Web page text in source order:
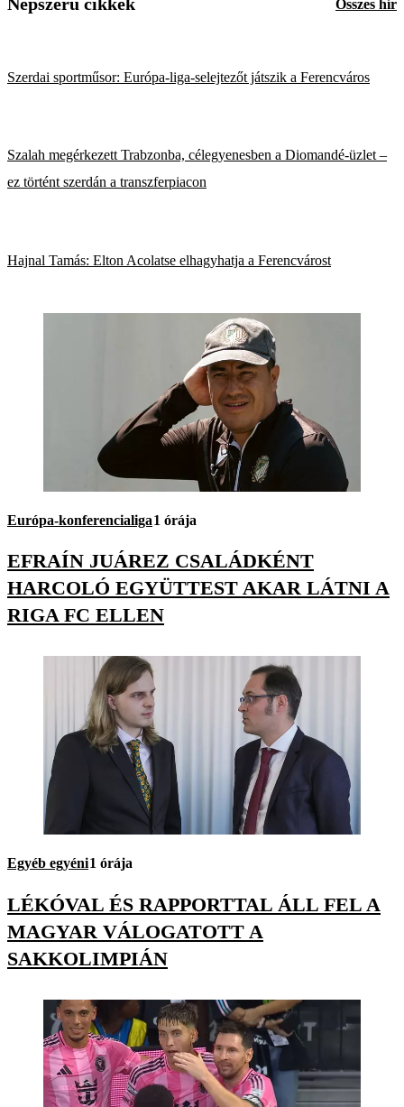
Összes hír
Szerdai sportműsor: Európa-liga-selejtezőt játszik a Ferencváros
Szalah megérkezett Trabzonba, célegyenesben a Diomandé-üzlet –
ez történt szerdán a transzferpiacon
Hajnal Tamás: Elton Acolatse elhagyhatja a Ferencvárost
Európa-konferencialiga1 órája
EFRAÍN JUÁREZ CSALÁDKÉNT
HARCOLÓ EGYÜTTEST AKAR LÁTNI A
RIGA FC ELLEN
Egyéb egyéni1 órája
LÉKÓVAL ÉS RAPPORTTAL ÁLL FEL A
MAGYAR VÁLOGATOTT A
SAKKOLIMPIÁN